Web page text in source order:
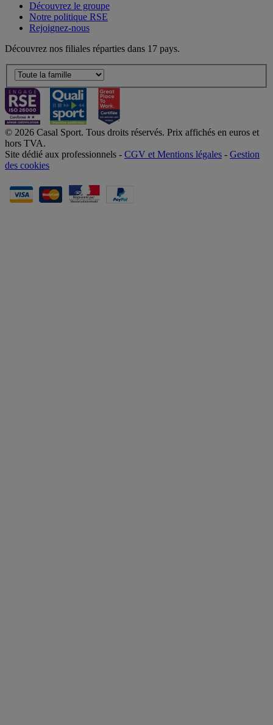
Découvrez le groupe
Notre politique RSE
Rejoignez-nous
Découvrez nos filiales réparties dans 17 pays.
© 2026 Casal Sport. Tous droits réservés. Prix affichés en euros et
hors TVA.
Site dédié aux professionnels - CGV et Mentions légales - Gestion
des cookies